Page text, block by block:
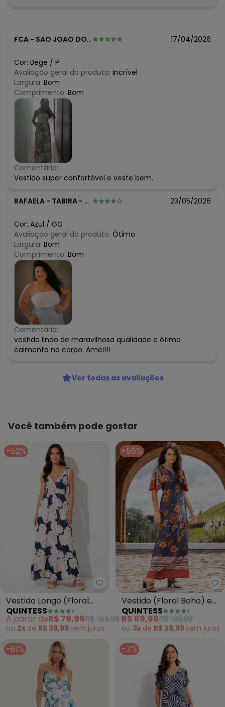
FCA - SAO JOAO DO PIAUI - PI 17/04/2026
Cor: Bege / P
Avaliação geral do produto: Incrível
Largura: Bom
Comprimento: Bom
Comentário:
Vestido super confortável e veste bem.
RAFAELA - TABIRA - PE 23/05/2026
Cor: Azul / GG
Avaliação geral do produto: Ótimo
Largura: Bom
Comprimento: Bom
Comentário:
vestido lindo de maravilhosa qualidade e ótimo
caimento no corpo. Amei!!!
Ver todas as avaliações
Você também pode gostar
-52%
Quintess - Vestido Longo
Vestido Longo (Floral
Azul) com Alças e
Babado
QUINTESS
A partir deR$ 79,99R$ 169,99
ou 2x de R$ 39,99 sem juros
-55%
Vestido (Floral Boho) em
Malha Fria
QUINTESS
R$ 89,99R$ 199,99
ou 3x de R$ 29,99 sem juros
-61% -7%